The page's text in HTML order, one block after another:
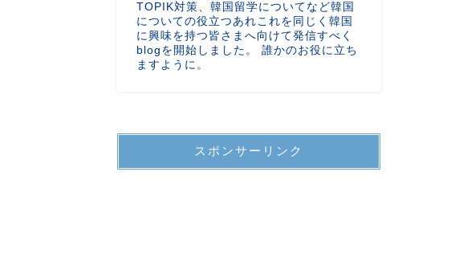
TOPIK対策、韓国留学についてなど韓国
についての役立つあれこれを同じく韓国
に興味を持つ皆さまへ向けて発信すべく
blogを開始しました。 誰かのお役に立ち
ますように。
スポンサーリンク